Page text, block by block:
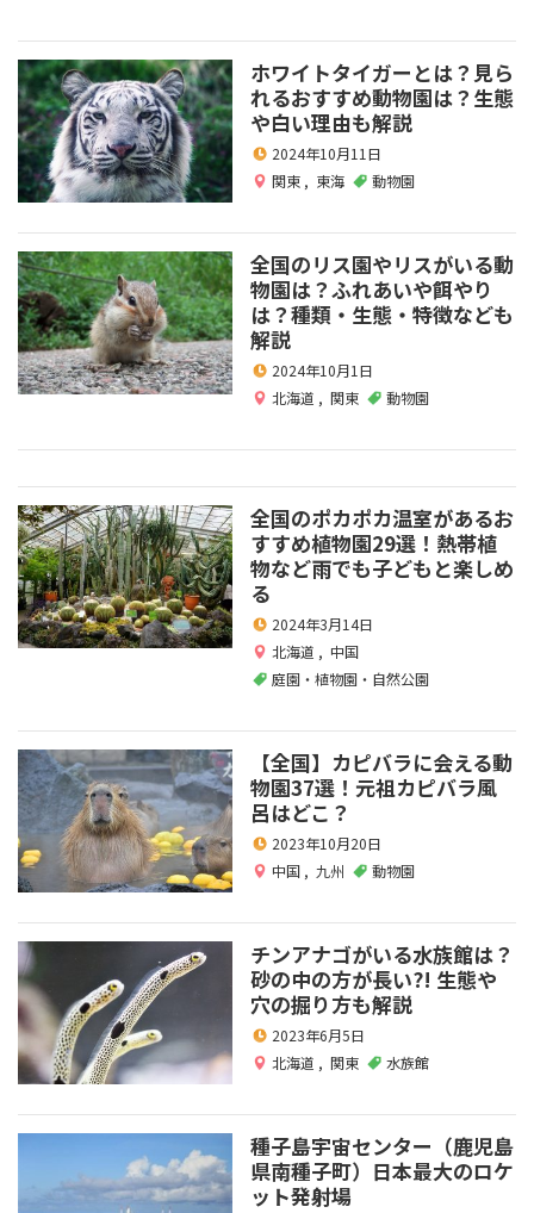
ホワイトタイガーとは？見ら
れるおすすめ動物園は？生態
や白い理由も解説
2024年10月11日
関東 , 東海 動物園
全国のリス園やリスがいる動
物園は？ふれあいや餌やり
は？種類・生態・特徴なども
解説
2024年10月1日
北海道 , 関東 動物園
全国のポカポカ温室があるお
すすめ植物園29選！熱帯植
物など雨でも子どもと楽しめ
る
2024年3月14日
北海道 , 中国
庭園・植物園・自然公園
【全国】カピバラに会える動
物園37選！元祖カピバラ風
呂はどこ？
2023年10月20日
中国 , 九州 動物園
チンアナゴがいる水族館は？
砂の中の方が長い?! 生態や
穴の掘り方も解説
2023年6月5日
北海道 , 関東 水族館
種子島宇宙センター（鹿児島
県南種子町）日本最大のロケ
ット発射場